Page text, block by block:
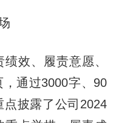
效、履责意愿、
通过3000字、90
披露了公司2024